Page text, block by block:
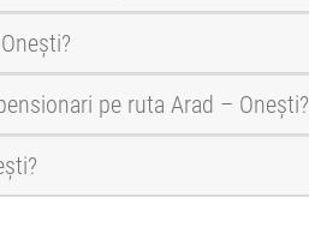
pe ruta Arad – Onești?